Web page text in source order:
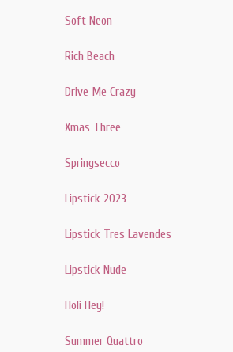
Soft Neon
Rich Beach
Drive Me Crazy
Xmas Three
Springsecco
Lipstick 2023
Lipstick Tres Lavendes
Lipstick Nude
Holi Hey!
Summer Quattro